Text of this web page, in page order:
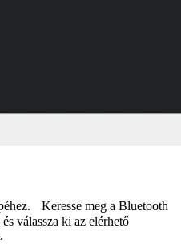
Keresse meg a Bluetooth
válassza ki az elérhető